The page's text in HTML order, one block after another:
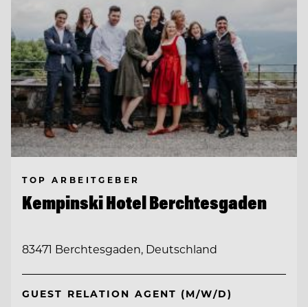
TOP ARBEITGEBER
Kempinski Hotel Berchtesgaden
83471 Berchtesgaden, Deutschland
GUEST RELATION AGENT (M/W/D)